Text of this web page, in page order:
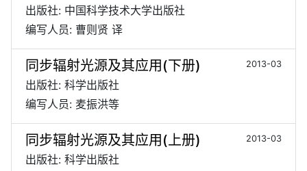
出版社: 中国科学技术大学出版社
编写人员: 曹则贤 译
同步辐射光源及其应用(下册) 2013-03
出版社: 科学出版社
编写人员: 麦振洪等
同步辐射光源及其应用(上册) 2013-03
出版社: 科学出版社